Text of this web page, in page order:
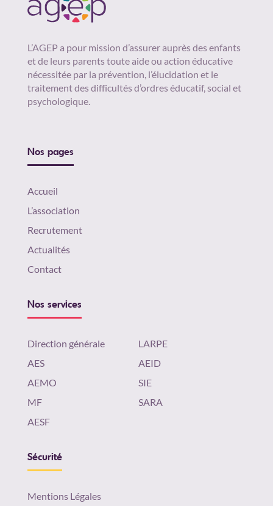
L’AGEP a pour mission d’assurer auprès des enfants
et de leurs parents toute aide ou action éducative
nécessitée par la prévention, l’élucidation et le
traitement des difficultés d’ordres éducatif, social et
psychologique.
Nos pages
Accueil
L’association
Recrutement
Actualités
Contact
Nos services
Direction générale
AES
AEMO
MF
AESF
LARPE
AEID
SIE
SARA
Sécurité
Mentions Légales